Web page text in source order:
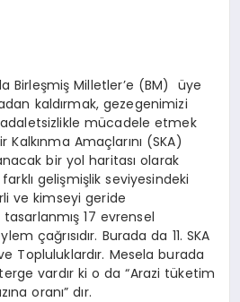
Birleşmiş Milletler’e (BM) üye
kaldırmak, gezegenimizi
mücadele etmek
Amaçlarını (SKA)
bir yol haritası olarak
gelişmişlik seviyesindeki
ve kimseyi geride
17 evrensel
çağrısıdır. Burada da 11. SKA
Topluluklardır. Mesela burada
vardır ki o da “Arazi tüketim
oranı” dır.